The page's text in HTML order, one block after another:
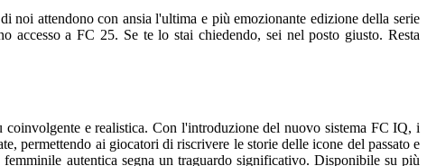
attendono con ansia l'ultima e più emozionante edizione della serie
accesso a FC 25. Se te lo stai chiedendo, sei nel posto giusto. Resta
e realistica. Con l'introduzione del nuovo sistema FC IQ, i
permettendo ai giocatori di riscrivere le storie delle icone del passato e
autentica segna un traguardo significativo. Disponibile su più